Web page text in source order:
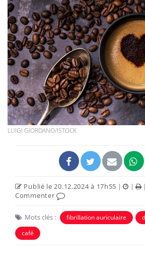
LUIGI GIORDANO/ISTOCK
Publié le 20.12.2024 à 17h55 | |
Commenter
Mots clés : fibrillation auriculaire
café